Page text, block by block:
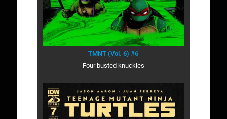
TMNT (Vol. 6) #6
Four busted knuckles